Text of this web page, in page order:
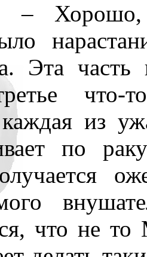
–
Эта часть
что-
из
по
что не